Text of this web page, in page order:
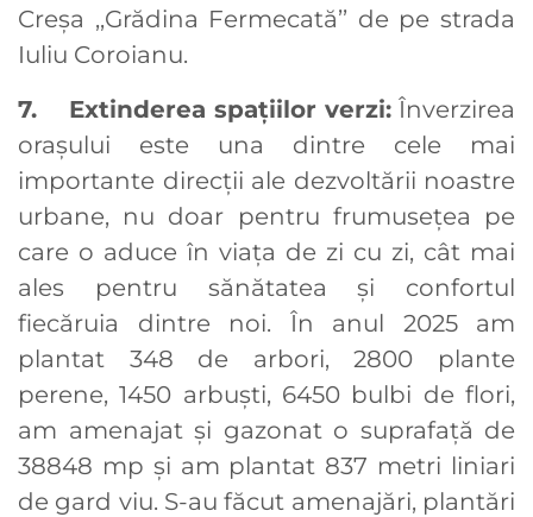
Creșa ,,Grădina Fermecată’’ de pe strada
Iuliu Coroianu.
7. Extinderea spațiilor verzi: Înverzirea
orașului este una dintre cele mai
importante direcții ale dezvoltării noastre
urbane, nu doar pentru frumusețea pe
care o aduce în viața de zi cu zi, cât mai
ales pentru sănătatea și confortul
fiecăruia dintre noi. În anul 2025 am
plantat 348 de arbori, 2800 plante
perene, 1450 arbuști, 6450 bulbi de flori,
am amenajat și gazonat o suprafață de
38848 mp și am plantat 837 metri liniari
de gard viu. S-au făcut amenajări, plantări